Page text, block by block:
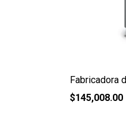
Fabricadora
$145,008.00